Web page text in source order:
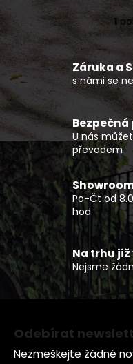
1
Záruka a
s námi se
U nás
převodem
Po-Čt od
hod.
Na trhu již
Nejsme
u
j
m
e
SOFTSHELLOVÁ
VESTA
PÁNSKÁ
TRAIL
850
Kč
Odebírat
Nezmeškejte žádné